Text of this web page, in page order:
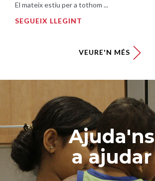
El mateix estiu per a tothom ...
SEGUEIX LLEGINT
VEURE'N MÉS
Ajuda'ns
a ajudar